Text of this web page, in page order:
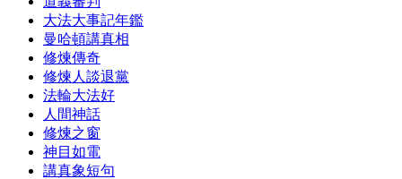
大法大事記年鑑
曼哈頓講真相
修煉傳奇
修煉人談退黨
法輪大法好
人間神話
修煉之窗
神目如電
講真象短句